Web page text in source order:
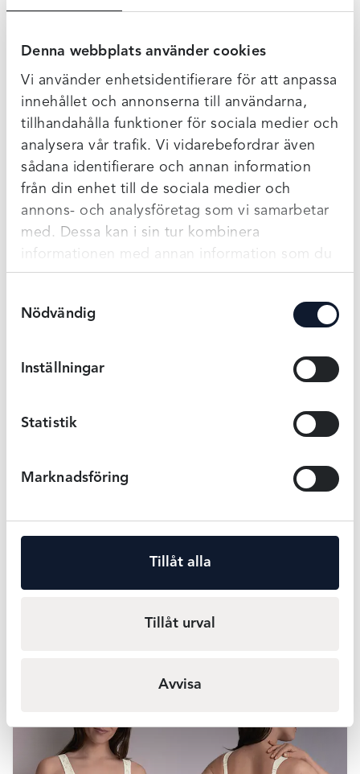
Denna webbplats använder cookies
Vi använder enhetsidentifierare för att anpassa
innehållet och annonserna till användarna,
tillhandahålla funktioner för sociala medier och
analysera vår trafik. Vi vidarebefordrar även
sådana identifierare och annan information
från din enhet till de sociala medier och
annons- och analysföretag som vi samarbetar
med. Dessa kan i sin tur kombinera
informationen med annan information som du
har tillhandahållit eller som de har samlat in
Nödvändig
Inställningar
Statistik
Marknadsföring
Tillåt alla
Tillåt urval
Avvisa
Vi har ett brett sortiment med olika ovadderade BH:ar så